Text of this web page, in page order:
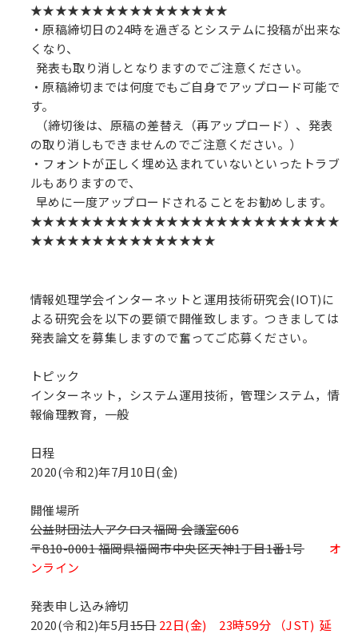
★★★★★★★★★★★★★★★★
・原稿締切日の24時を過ぎるとシステムに投稿が出来な
くなり、
発表も取り消しとなりますのでご注意ください。
・原稿締切までは何度でもご自身でアップロード可能で
す。
（締切後は、原稿の差替え（再アップロード）、発表
の取り消しもできませんのでご注意ください。）
・フォントが正しく埋め込まれていないといったトラブ
ルもありますので、
早めに一度アップロードされることをお勧めします。
★★★★★★★★★★★★★★★★★★★★★★★★★
★★★★★★★★★★★★★★★
情報処理学会インターネットと運用技術研究会(IOT)に
よる研究会を以下の要領で開催致します。つきましては
発表論文を募集しますので奮ってご応募ください。
トピック
インターネット，システム運用技術，管理システム，情
報倫理教育，一般
日程
2020(令和2)年7月10日(金)
開催場所
公益財団法人アクロス福岡 会議室606
〒810-0001 福岡県福岡市中央区天神1丁目1番1号
オ
ンライン
発表申し込み締切
2020(令和2)年5月15日 22日(金) 23時59分 （JST) 延